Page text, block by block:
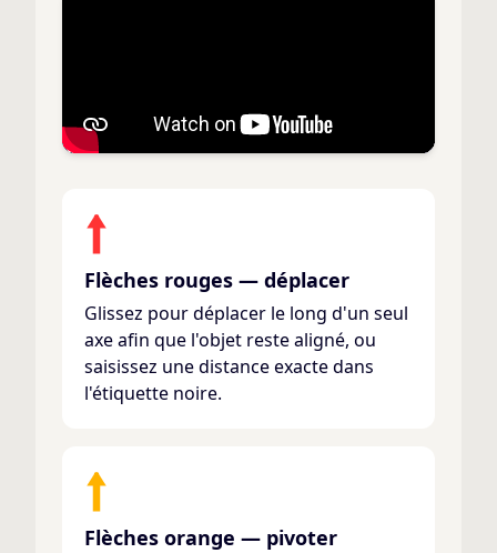
Flèches rouges — déplacer
Glissez pour déplacer le long d'un seul
axe afin que l'objet reste aligné, ou
saisissez une distance exacte dans
l'étiquette noire.
Flèches orange — pivoter